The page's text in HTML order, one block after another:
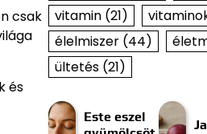
csak
és
vitamin(21)
élelmiszer(44)
ültetés(21)
Este eszel